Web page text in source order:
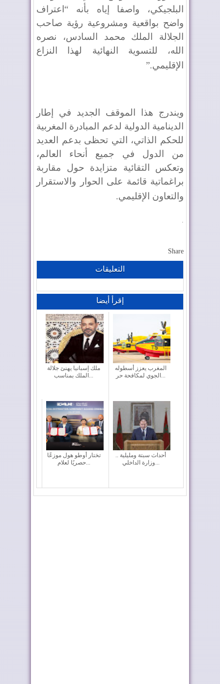
البلجيكي، واصفا إياه بأنه “اعتراف
واضح بواقعية ومشروعية رؤية صاحب
الجلالة الملك محمد السادس، نصره
الله، للتسوية النهائية لهذا النزاع
الإقليمي”.
ويندرج هذا الموقف الجديد في إطار
الدينامية الدولية لدعم المبادرة المغربية
للحكم الذاتي، التي تحظى بدعم العديد
من الدول في جميع أنحاء العالم،
وتعكس التقائية متزايدة حول مقاربة
براغماتية قائمة على الحوار والاستقرار
والتعاون الإقليمي.
Share
التعليقات
إقرأ أيضا
ملك إسبانيا يهنئ جلالة
المغرب يعزز أسطوله
تختار أوطو هول موزعًا
أحداث سبتة ومليلية ..